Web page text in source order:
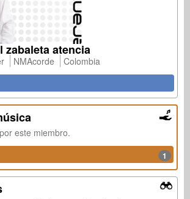
zabaleta atencia
NMAcorde
Colombia
este miembro.
1